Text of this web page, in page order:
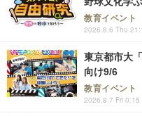
教育イベント
2026.8.6 Thu
東京都市大
向け9/6
教育イベント
2026.8.7 Fri 0:15